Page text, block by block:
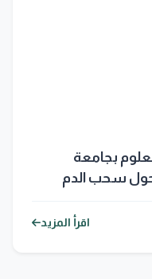
بجامعة
سحب الدم
اقرأ المزيد